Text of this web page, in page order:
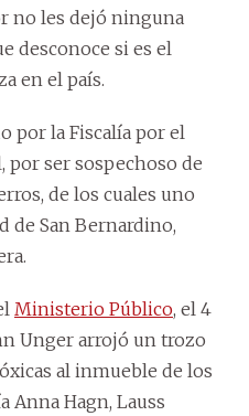
no les dejó ninguna
desconoce si es el
en el país.
por la Fiscalía por el
por ser sospechoso de
de los cuales uno
de San Bernardino,
Ministerio Público, el 4
Unger arrojó un trozo
al inmueble de los
Anna Hagn, Lauss